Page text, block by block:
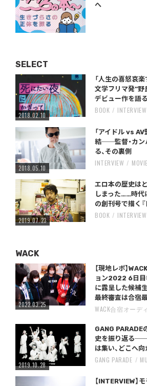
へ
SELECT
2018.02.10
「人生の喜怒哀楽
文学フリマ発“野
デビュー作を語る
BOOK INTERVIEW
2018.05.10
「アイドル vs AV
結──監督・カン
る、その裏側
INTERVIEW MOVIE
2019.07.23
エロ本の歴史は
しまった……時代
の創刊号で描く
BOOK INTERVIEW
WACK
2022.03.25
【現地レポ】
ョン2022 6日
に露呈した候補
最終審査は合宿
WACK合宿オーデ
2019.10.28
GANG PARADE
史を振り返る
は集い、どこへ
GANG PARADE
【INTERVIEW】